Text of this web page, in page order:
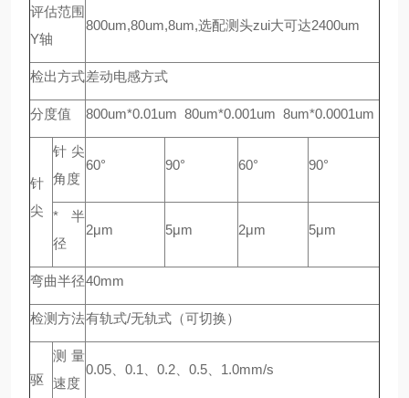
评估范围
Y轴
800um,80um,8um,选配测头zui大可达2400um
检出方式差动电感方式
分度值 800um*0.01um 80um*0.001um 8um*0.0001um
针
尖
针尖
角度
60° 90° 60° 90°
*半
径
2μm 5μm 2μm 5μm
弯曲半径40mm
检测方法有轨式/无轨式（可切换）
驱
测量
速度
0.05、0.1、0.2、0.5、1.0mm/s